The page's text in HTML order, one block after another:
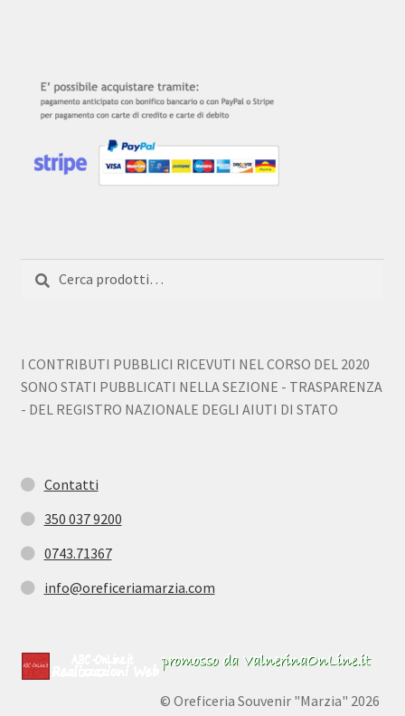
Cerca:
Cerca
I CONTRIBUTI PUBBLICI RICEVUTI NEL CORSO DEL 2020
SONO STATI PUBBLICATI NELLA SEZIONE - TRASPARENZA
- DEL REGISTRO NAZIONALE DEGLI AIUTI DI STATO
Contatti
350 037 9200
0743.71367
info@oreficeriamarzia.com
© Oreficeria Souvenir "Marzia" 2026